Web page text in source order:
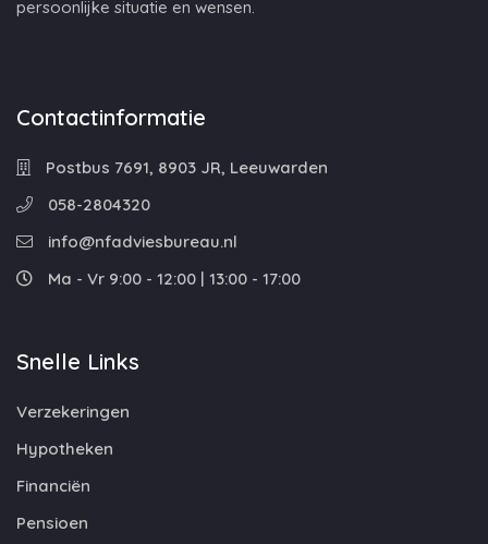
persoonlijke situatie en wensen.
Contactinformatie
Postbus 7691, 8903 JR, Leeuwarden
058-2804320
info@nfadviesbureau.nl
Ma - Vr 9:00 - 12:00 | 13:00 - 17:00
Snelle Links
Verzekeringen
Hypotheken
Financiën
Pensioen